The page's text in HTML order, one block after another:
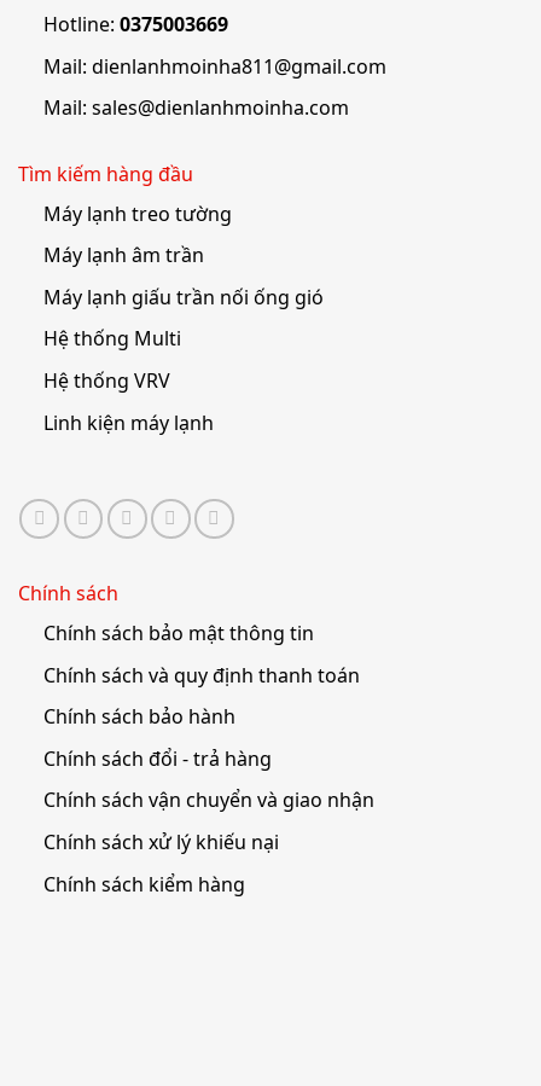
Hotline: 0375003669
Mail: dienlanhmoinha811@gmail.com
Mail: sales@dienlanhmoinha.com
Tìm kiếm hàng đầu
Máy lạnh treo tường
Máy lạnh âm trần
Máy lạnh giấu trần nối ống gió
Hệ thống Multi
Hệ thống VRV
Linh kiện máy lạnh
Chính sách
Chính sách bảo mật thông tin
Chính sách và quy định thanh toán
Chính sách bảo hành
Chính sách đổi - trả hàng
Chính sách vận chuyển và giao nhận
Chính sách xử lý khiếu nại
Chính sách kiểm hàng